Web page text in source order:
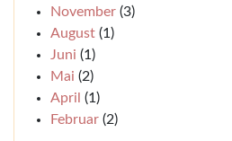
November (3)
August (1)
Juni (1)
Mai (2)
April (1)
Februar (2)